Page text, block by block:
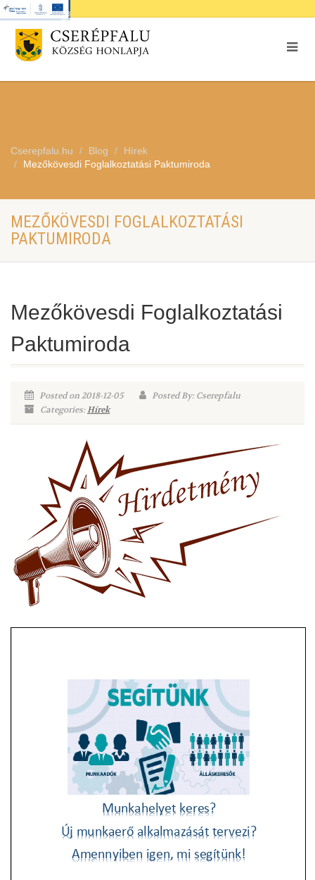
Cserepfalu.hu Blog
Hírek
Mezőkövesdi Foglalkoztatási Paktumiroda
MEZŐKÖVESDI FOGLALKOZTATÁSI
PAKTUMIRODA
Mezőkövesdi Foglalkoztatási
Paktumiroda
Posted on 2018-12-05
Posted By: Cserepfalu
Categories:Hírek